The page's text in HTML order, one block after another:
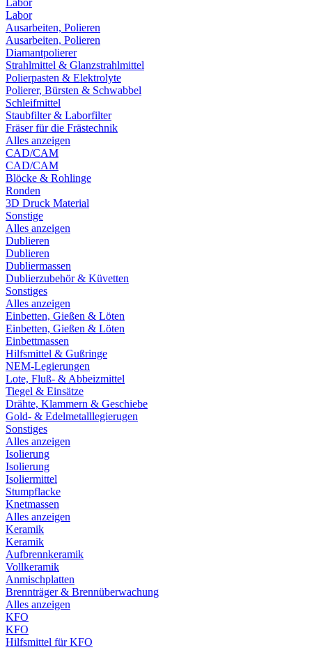
Labor
Labor
Ausarbeiten, Polieren
Ausarbeiten, Polieren
Diamantpolierer
Strahlmittel & Glanzstrahlmittel
Polierpasten & Elektrolyte
Polierer, Bürsten & Schwabbel
Schleifmittel
Staubfilter & Laborfilter
Fräser für die Frästechnik
Alles anzeigen
CAD/CAM
CAD/CAM
Blöcke & Rohlinge
Ronden
3D Druck Material
Sonstige
Alles anzeigen
Dublieren
Dublieren
Dubliermassen
Dublierzubehör & Küvetten
Sonstiges
Alles anzeigen
Einbetten, Gießen & Löten
Einbetten, Gießen & Löten
Einbettmassen
Hilfsmittel & Gußringe
NEM-Legierungen
Lote, Fluß- & Abbeizmittel
Tiegel & Einsätze
Drähte, Klammern & Geschiebe
Gold- & Edelmetalllegierugen
Sonstiges
Alles anzeigen
Isolierung
Isolierung
Isoliermittel
Stumpflacke
Knetmassen
Alles anzeigen
Keramik
Keramik
Aufbrennkeramik
Vollkeramik
Anmischplatten
Brennträger & Brennüberwachung
Alles anzeigen
KFO
KFO
Hilfsmittel für KFO